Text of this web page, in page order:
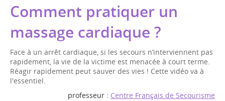
Comment pratiquer un
massage cardiaque ?
Face à un arrêt cardiaque, si les secours n’interviennent pas
rapidement, la vie de la victime est menacée à court terme.
Réagir rapidement peut sauver des vies ! Cette vidéo va à
l'essentiel.
professeur : Centre Français de Secourisme